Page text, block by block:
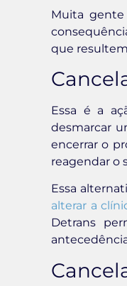
Muita gente
que
Essa é a
desmarcar
encerrar o
reagendar o
Essa
alterar a
Detrans